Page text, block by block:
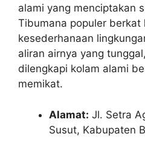
alami yang menciptakan
Tibumana populer berkat
kesederhanaan
aliran airnya yang
dilengkapi kolam alami
memikat.
Alamat: Jl. Setra
Susut, Kabupaten